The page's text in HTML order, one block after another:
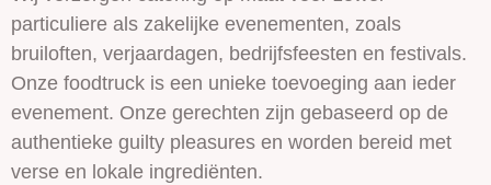
particuliere als zakelijke evenementen, zoals
bruiloften, verjaardagen, bedrijfsfeesten en festivals.
Onze foodtruck is een unieke toevoeging aan ieder
evenement. Onze gerechten zijn gebaseerd op de
authentieke guilty pleasures en worden bereid met
verse en lokale ingrediënten.